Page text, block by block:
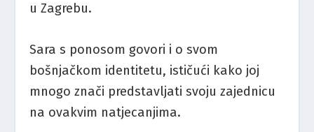
u Zagrebu.
Sara s ponosom govori i o svom
bošnjačkom identitetu, ističući kako joj
mnogo znači predstavljati svoju zajednicu
na ovakvim natjecanjima.